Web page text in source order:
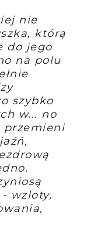
nie
którą
do jego
na polu
szybko
w... no
przemieni
wzloty,